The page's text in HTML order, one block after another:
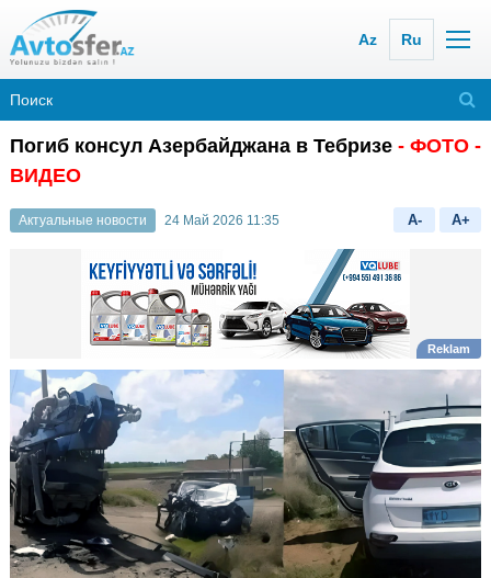
Az Ru
Погиб консул Азербайджана в Тебризе - ФОТО -
ВИДЕО
Актуальные новости 24 Май 2026 11:35 A- A+